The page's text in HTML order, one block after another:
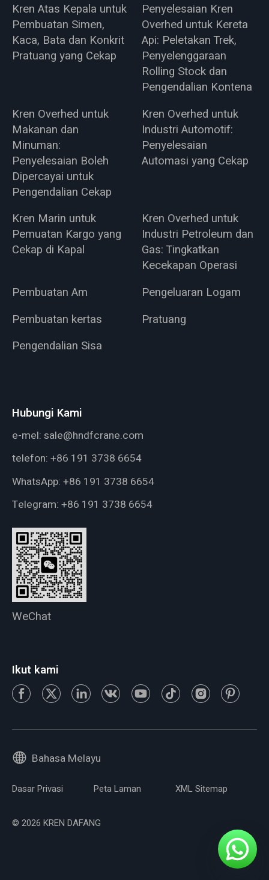
Kren Atas Kepala untuk
Pembuatan Simen,
Kaca, Bata dan Konkrit
Pratuang yang Cekap
Penyelesaian Kren
Overhed untuk Kereta
Api: Peletakan Trek,
Penyelenggaraan
Rolling Stock dan
Pengendalian Kontena
Kren Overhed untuk
Makanan dan
Minuman:
Penyelesaian Boleh
Dipercayai untuk
Pengendalian Cekap
Kren Overhed untuk
Industri Automotif:
Penyelesaian
Automasi yang Cekap
Kren Marin untuk
Pemuatan Kargo yang
Cekap di Kapal
Kren Overhed untuk
Industri Petroleum dan
Gas: Tingkatkan
Kecekapan Operasi
Pembuatan Am
Pengeluaran Logam
Pembuatan kertas
Pratuang
Pengendalian Sisa
Hubungi Kami
e-mel: sale@hndfcrane.com
telefon: +86 191 3738 6654
WhatsApp: +86 191 3738 6654
Telegram: +86 191 3738 6654
WeChat
Ikut kami
Bahasa Melayu
Dasar Privasi Peta Laman XML Sitemap
© 2026 KREN DAFANG